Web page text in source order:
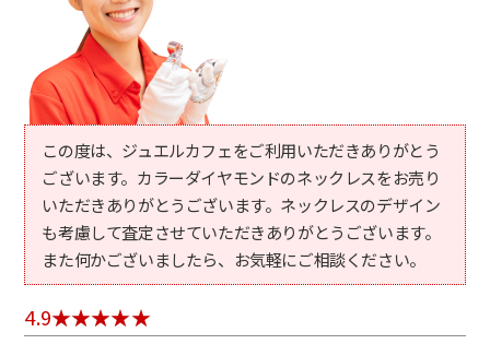
この度は、ジュエルカフェをご利用いただきありがとう
ございます。カラーダイヤモンドのネックレスをお売り
いただきありがとうございます。ネックレスのデザイン
も考慮して査定させていただきありがとうございます。
また何かございましたら、お気軽にご相談ください。
4.9